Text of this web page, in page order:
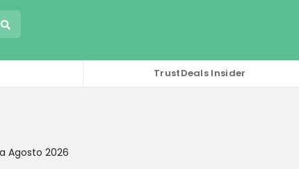
TrustDeals Insider
Agosto 2026